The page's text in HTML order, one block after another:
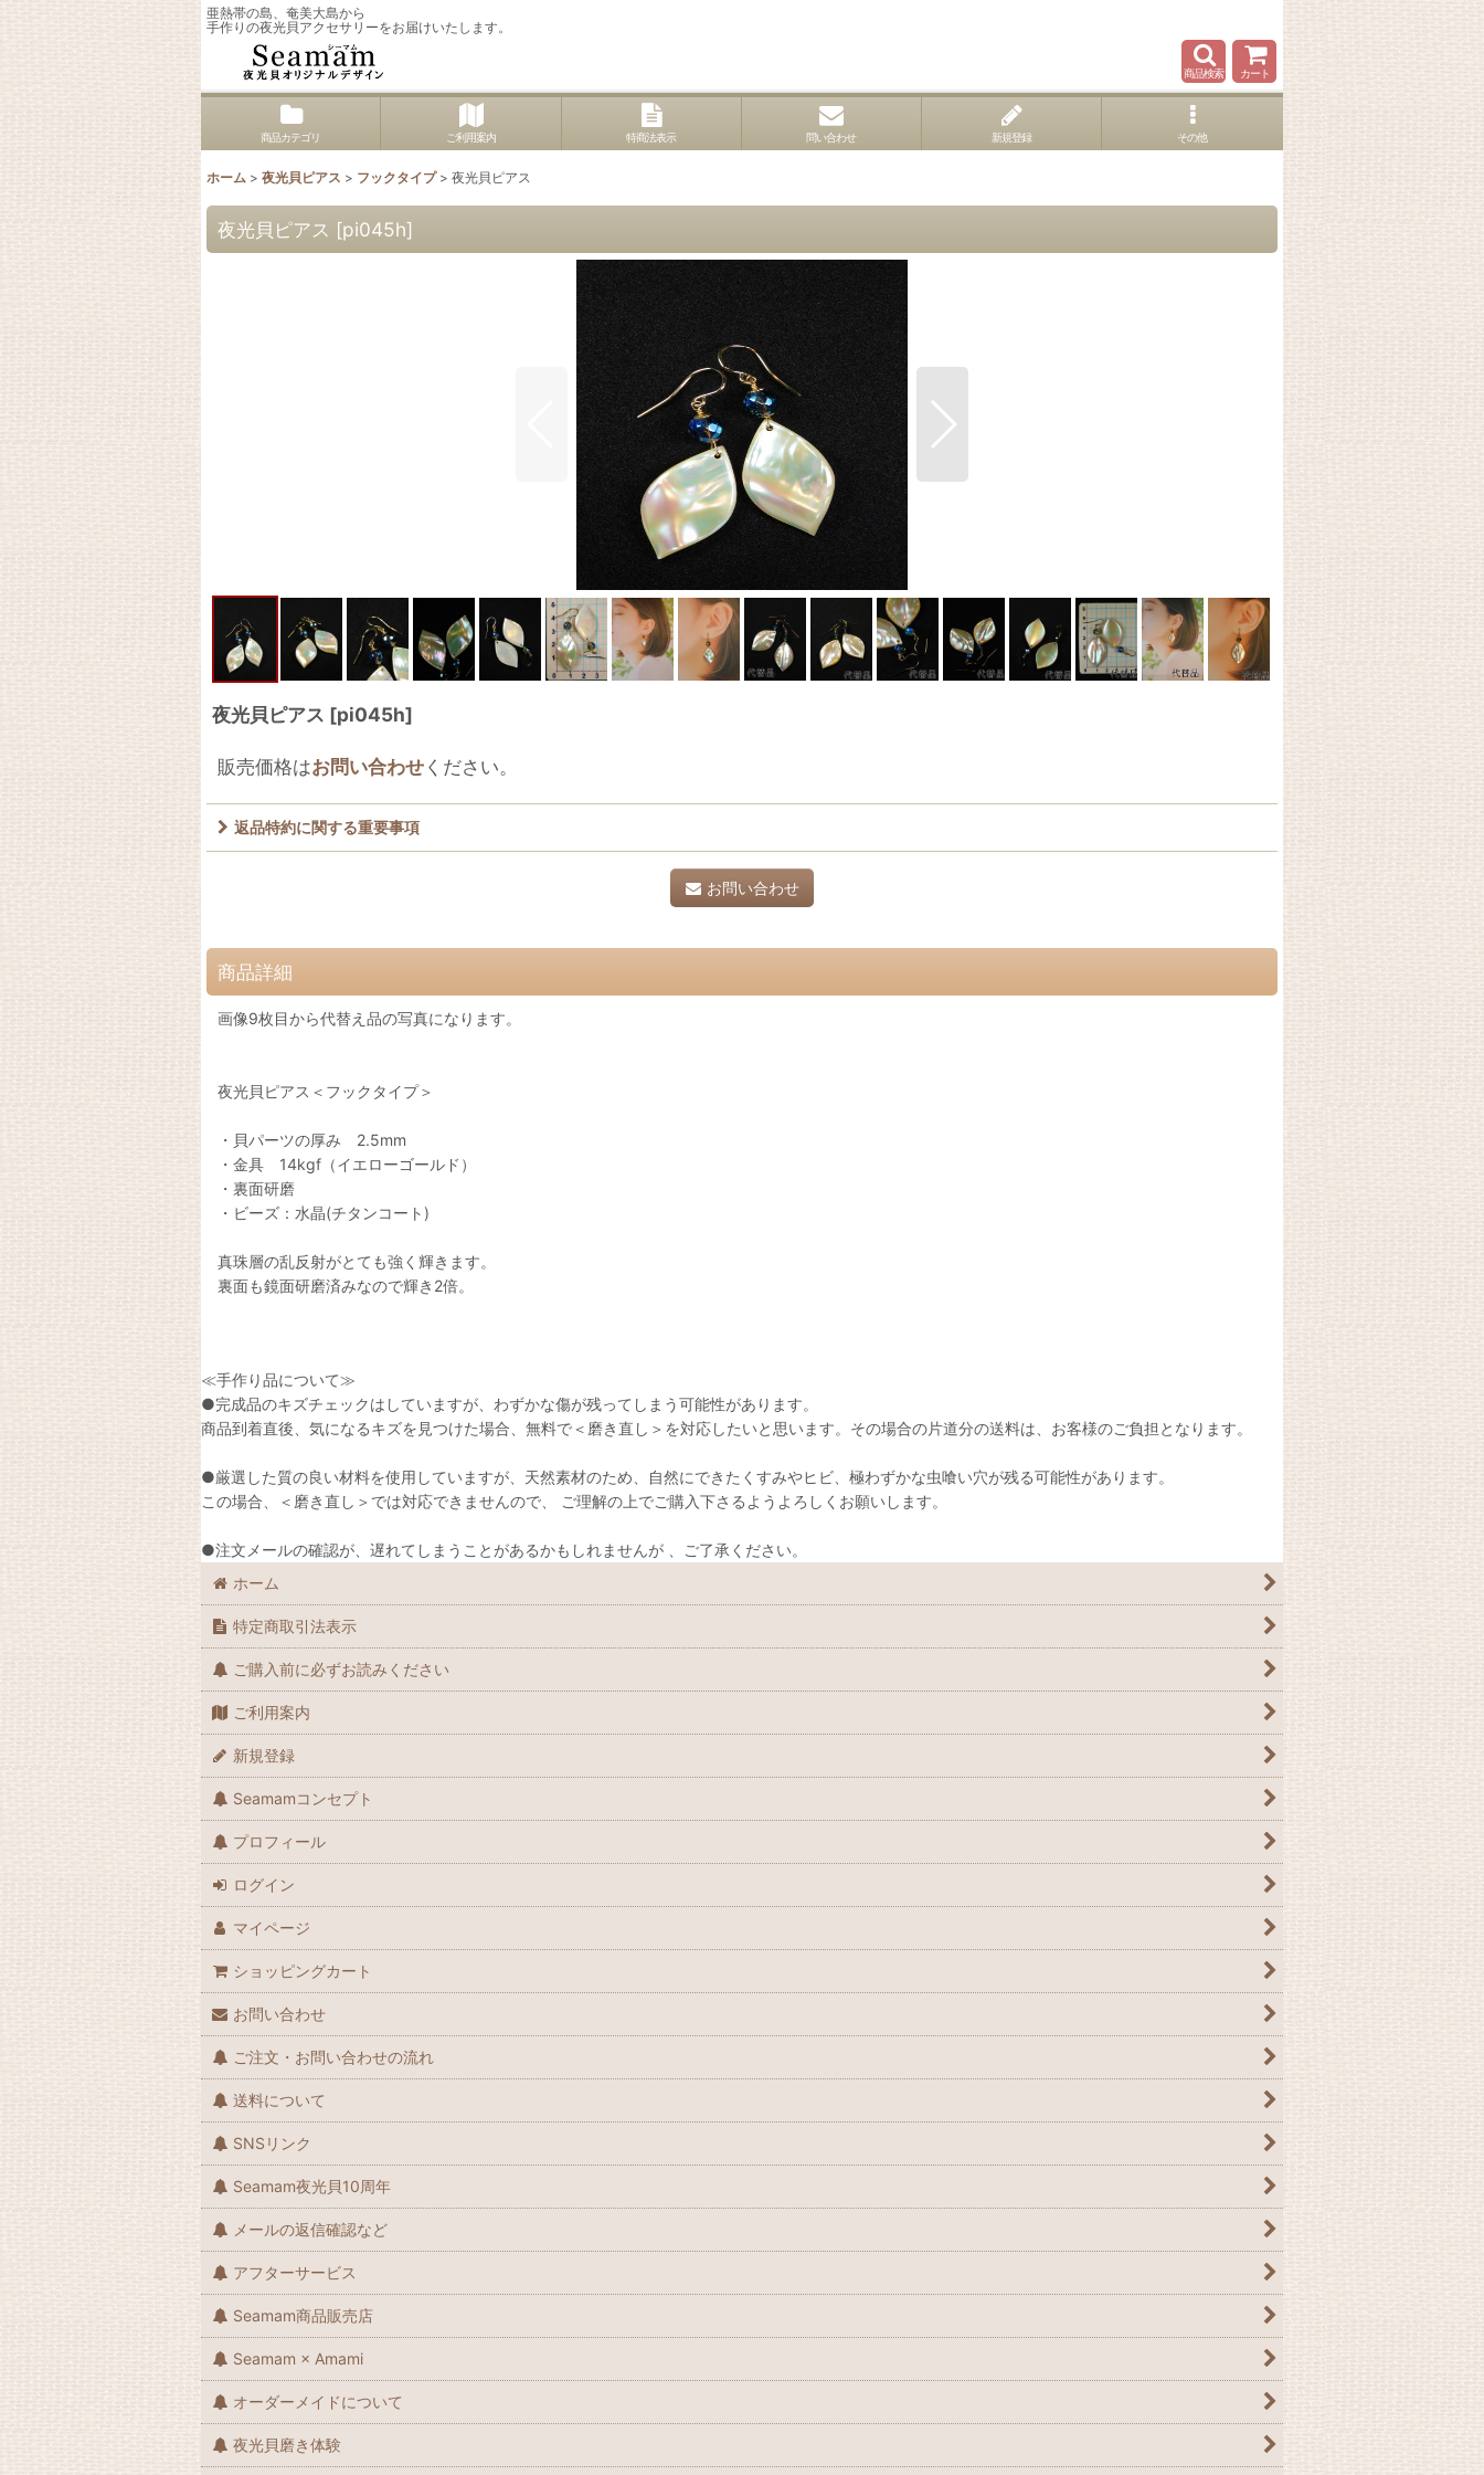
亜熱帯の島、奄美大島から
手作りの夜光貝アクセサリーをお届けいたします。
商品検索 カート
商品カテゴリ ご利用案内 特商法表示 問い合わせ 新規登録 その他
ホーム > 夜光貝ピアス > フックタイプ > 夜光貝ピアス
夜光貝ピアス [pi045h]
夜光貝ピアス [pi045h]
販売価格はお問い合わせください。
返品特約に関する重要事項
お問い合わせ
商品詳細
画像9枚目から代替え品の写真になります。
夜光貝ピアス＜フックタイプ＞
・貝パーツの厚み 2.5mm
・金具 14kgf（イエローゴールド）
・裏面研磨
・ビーズ：水晶(チタンコート)
真珠層の乱反射がとても強く輝きます。
裏面も鏡面研磨済みなので輝き2倍。
≪手作り品について≫
●完成品のキズチェックはしていますが、わずかな傷が残ってしまう可能性があります。
商品到着直後、気になるキズを見つけた場合、無料で＜磨き直し＞を対応したいと思います。その場合の片道分の送料は、お客様のご負担となります。
●厳選した質の良い材料を使用していますが、天然素材のため、自然にできたくすみやヒビ、極わずかな虫喰い穴が残る可能性があります。
この場合、＜磨き直し＞では対応できませんので、 ご理解の上でご購入下さるようよろしくお願いします。
●注文メールの確認が、遅れてしまうことがあるかもしれませんが 、ご了承ください。
ホーム
特定商取引法表示
ご購入前に必ずお読みください
ご利用案内
新規登録
Seamamコンセプト
プロフィール
ログイン
マイページ
ショッピングカート
お問い合わせ
ご注文・お問い合わせの流れ
送料について
SNSリンク
Seamam夜光貝10周年
メールの返信確認など
アフターサービス
Seamam商品販売店
Seamam × Amami
オーダーメイドについて
夜光貝磨き体験